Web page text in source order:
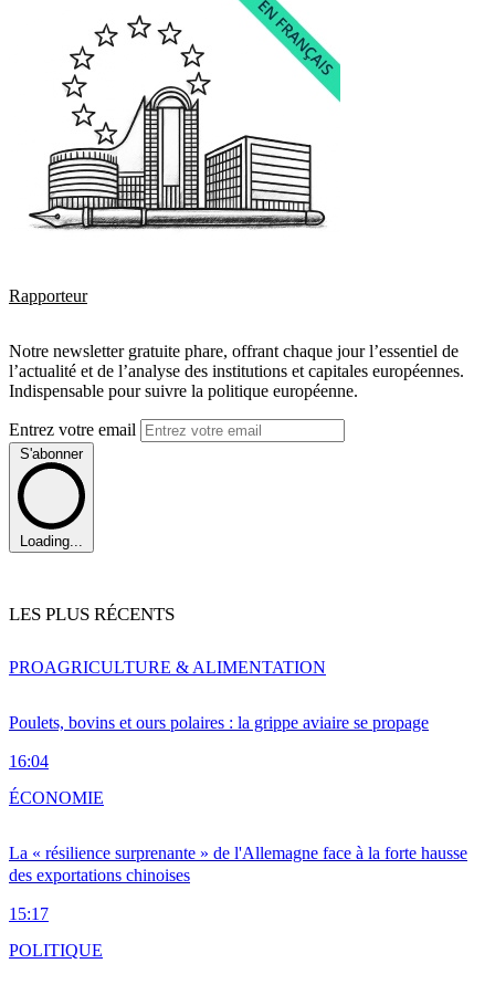
Rapporteur
Notre newsletter gratuite phare, offrant chaque jour l’essentiel de
l’actualité et de l’analyse des institutions et capitales européennes.
Indispensable pour suivre la politique européenne.
Entrez votre email
S'abonner
Loading...
LES PLUS RÉCENTS
Poulets, bovins et ours polaires : la grippe aviaire se propage
16:04
PROAGRICULTURE & ALIMENTATION
La « résilience surprenante » de l'Allemagne face à la forte hausse
des exportations chinoises
15:17
ÉCONOMIE
POLITIQUE